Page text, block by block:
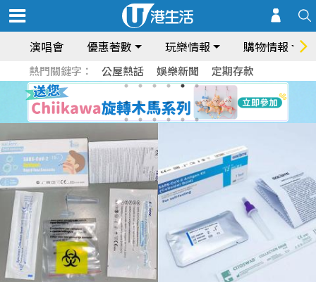
演唱會 優惠著數 玩樂情報 購物情報
熱門關鍵字： 公屋熱話 娛樂新聞 定期存款